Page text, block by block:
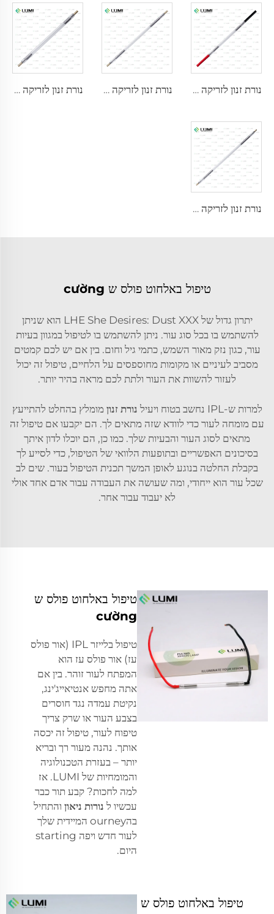
נורת זנון לזריקה L1921 - 7×60×125 מ"מ נורת זנון לזריקה L3180-8×100×210מ"מ נורת זנון לזריקה L2690-9×100×160
נורת זנון לזריקה L4290 – 9×140×280 מ"מ
טיפול באלחוט פולס ש cường
יתרון גדול של LHE She Desires: Dust XXX הוא שניתן
להשתמש בו בכל סוג עור. ניתן להשתמש בו לטיפול במגוון בעיות
עור, כגון נזק מאור השמש, כתמי גיל וחום. בין אם יש לכם קמטים
מסביב לעיניים או מקומות מחוספסים על הלחיים, טיפול זה יכול
לעזור להשוות את העור ולתת לכם מראה בהיר יותר.
למרות ש-IPL נחשב בטוח ויעיל נורת זנוןמומלץ בהחלט להתייעץ
עם מומחה לעור כדי לוודא שזה מתאים לך. הם יקבעו אם טיפול זה
מתאים לסוג העור והבעיות שלך. כמו כן, הם יוכלו לדון איתך
בסיכונים האפשריים ובתופעות הלוואי של הטיפול, כדי לסייע לך
בקבלת החלטה בנוגע לאופן המשך תכנית הטיפול בעור. שים לב
שכל עור הוא ייחודי, ומה שעושה את העבודה עבור אדם אחד אולי
לא יעבוד עבור אחר.
טיפול באלחוט פולס ש
cường
טיפול בלייזר IPL (אור פולס
עז) אור פולס עז הוא
המפתח לעור זוהר. בין אם
אתה מחפש אנטיאייג'ינג,
נקיטת עמדה נגד חוסרים
בצבע העור או שרק צריך
טיפוח לעור, טיפול זה יכסה
אותך. נהנה מעור רך ובריא
יותר – בעזרת הטכנולוגיה
והמומחיות של LUMI. אז
למה לחכות? קבע תור כבר
עכשיו ל נורות ניאון והתחיל
בהourney המיידית שלך
לעור חדש ויפה starting
היום.
טיפול באלחוט פולס ש